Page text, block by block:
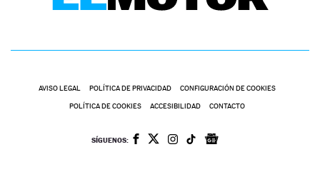
AVISO LEGAL POLÍTICA DE PRIVACIDAD CONFIGURACIÓN DE COOKIES
POLÍTICA DE COOKIES ACCESIBILIDAD CONTACTO
SÍGUENOS: